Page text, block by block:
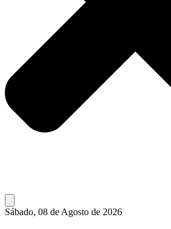
Sábado, 08 de Agosto de 2026